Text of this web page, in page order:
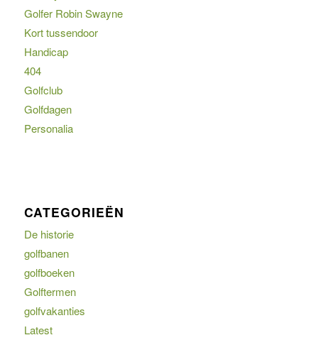
Golfer Robin Swayne
Kort tussendoor
Handicap
404
Golfclub
Golfdagen
Personalia
CATEGORIEËN
De historie
golfbanen
golfboeken
Golftermen
golfvakanties
Latest